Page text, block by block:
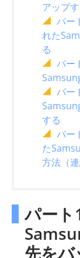
アップ
パー
れた
る
パー
パー
する
パー
た
方法（連
パート
先を